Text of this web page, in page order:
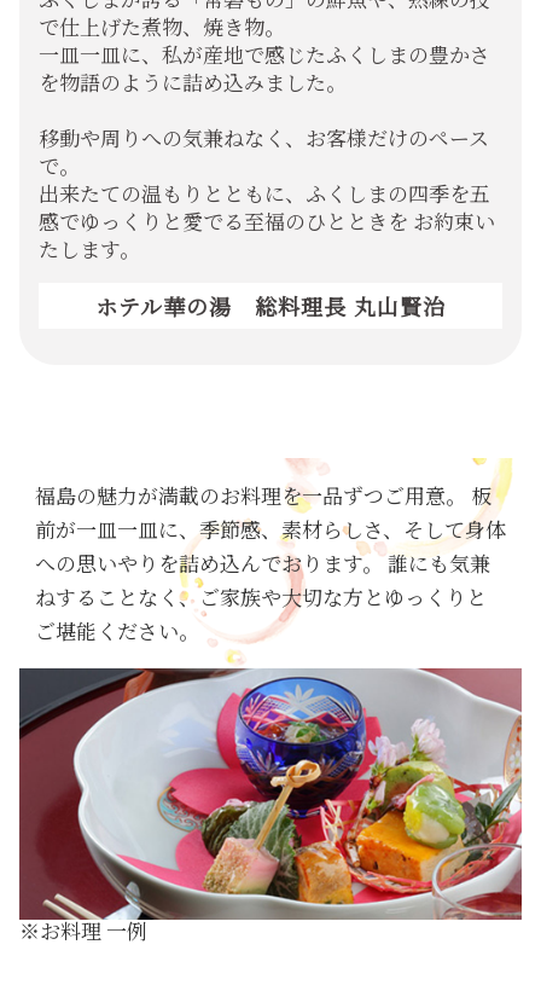
で仕上げた煮物、焼き物。
一皿一皿に、私が産地で感じたふくしまの豊かさ
を物語のように詰め込みました。
移動や周りへの気兼ねなく、お客様だけのペース
で。
出来たての温もりとともに、ふくしまの四季を五
感でゆっくりと愛でる至福のひとときを お約束い
たします。
ホテル華の湯 総料理長 丸山賢治
※お料理 一例
福島の魅力が満載のお料理を一品ずつご用意。 板
前が一皿一皿に、季節感、素材らしさ、そして身体
への思いやりを詰め込んでおります。 誰にも気兼
ねすることなく、ご家族や大切な方とゆっくりと
ご堪能ください。